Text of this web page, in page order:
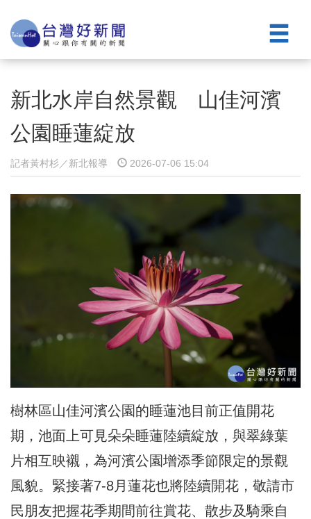
新北水岸自然景觀 山佳河濱
公園睡蓮綻放
記者黃村杉／新北報導 2026-07-06 15:04
樹林區山佳河濱公園的睡蓮池目前正值開花
期，池面上可見朵朵睡蓮陸續綻放 ，與翠綠葉
片相互映襯，為河濱公園增添季節限定的景觀
風貌。緊接著7-8月蓮花也將陸續開花，敬請市
民朋友把握花季期間前往賞花、散步及騎乘自